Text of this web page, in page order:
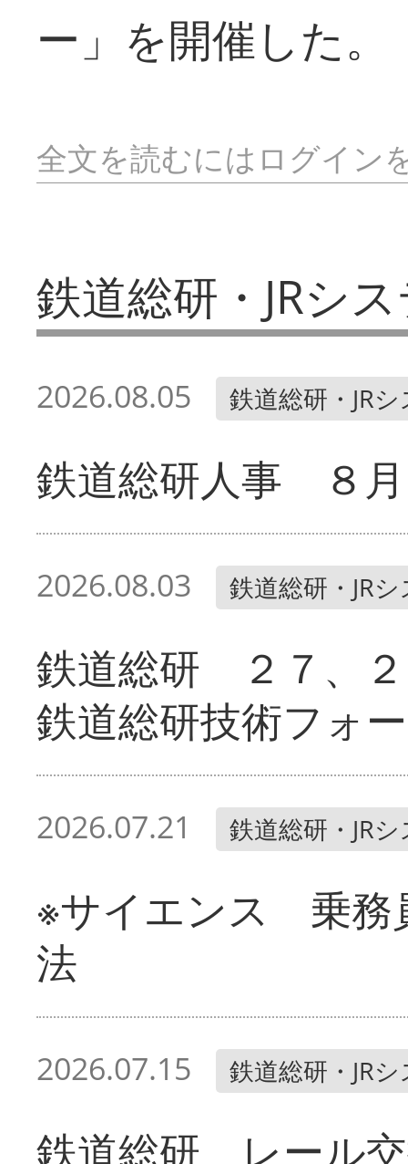
ー」を開催した。
全文を読むにはログイン
鉄道総研・JRシ
2026.08.05 鉄道総研・JR
鉄道総研人事 ８
2026.08.03 鉄道総研・JR
鉄道総研 ２７、
鉄道総研技術フォ
2026.07.21 鉄道総研・JR
※サイエンス 乗務
法
2026.07.15 鉄道総研・JR
鉄道総研 レール